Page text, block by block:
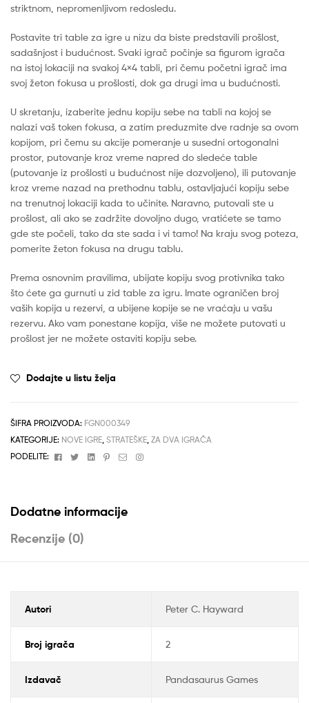
striktnom, nepromenljivom redosledu.
Postavite tri table za igre u nizu da biste predstavili prošlost,
sadašnjost i budućnost. Svaki igrač počinje sa figurom igrača
na istoj lokaciji na svakoj 4×4 tabli, pri čemu početni igrač ima
svoj žeton fokusa u prošlosti, dok ga drugi ima u budućnosti.
U skretanju, izaberite jednu kopiju sebe na tabli na kojoj se
nalazi vaš token fokusa, a zatim preduzmite dve radnje sa ovom
kopijom, pri čemu su akcije pomeranje u susedni ortogonalni
prostor, putovanje kroz vreme napred do sledeće table
(putovanje iz prošlosti u budućnost nije dozvoljeno), ili putovanje
kroz vreme nazad na prethodnu tablu, ostavljajući kopiju sebe
na trenutnoj lokaciji kada to učinite. Naravno, putovali ste u
prošlost, ali ako se zadržite dovoljno dugo, vratićete se tamo
gde ste počeli, tako da ste sada i vi tamo! Na kraju svog poteza,
pomerite žeton fokusa na drugu tablu.
Prema osnovnim pravilima, ubijate kopiju svog protivnika tako
što ćete ga gurnuti u zid table za igru. Imate ograničen broj
vaših kopija u rezervi, a ubijene kopije se ne vraćaju u vašu
rezervu. Ako vam ponestane kopija, više ne možete putovati u
prošlost jer ne možete ostaviti kopiju sebe.
Dodajte u listu želja
ŠIFRA PROIZVODA: FGN000349
KATEGORIJE: NOVE IGRE, STRATEŠKE, ZA DVA IGRAČA
PODELITE:
FacebookTwitterLinkedinPinterest
EmailInstagram
Dodatne informacije
Recenzije (0)
Autori Peter C. Hayward
Broj igrača 2
Izdavač Pandasaurus Games